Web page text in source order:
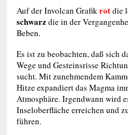
Auf der Involcan Grafikrotdie
schwarz die in der
Beben.
Es ist zu beobachten, daß sich
Wege und Gesteinsrisse
sucht. Mit zunehmendem
Hitze expandiert das Magma
Atmosphäre. Irgendwann wird
Inseloberfläche erreichen und
führen.